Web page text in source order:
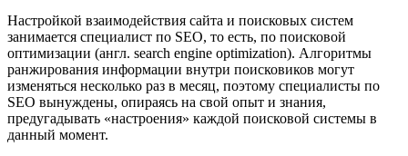
Настройкой взаимодействия сайта и поисковых систем
занимается специалист по SEO, то есть, по поисковой
оптимизации (англ. search engine optimization). Алгоритмы
ранжирования информации внутри поисковиков могут
изменяться несколько раз в месяц, поэтому специалисты по
SEO вынуждены, опираясь на свой опыт и знания,
предугадывать «настроения» каждой поисковой системы в
данный момент.